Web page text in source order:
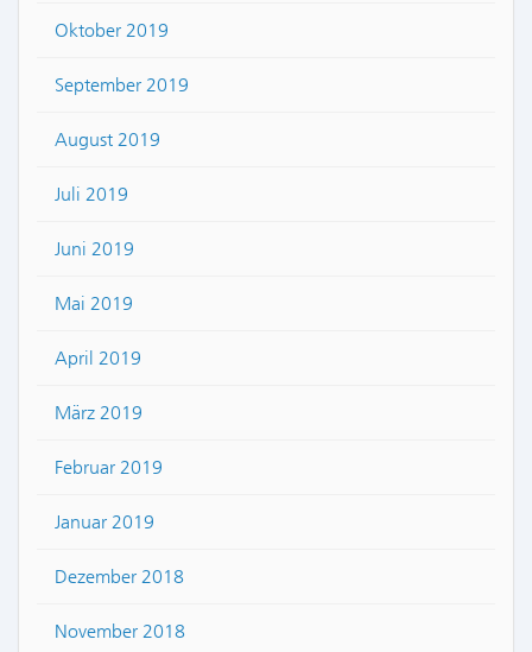
Oktober 2019
September 2019
August 2019
Juli 2019
Juni 2019
Mai 2019
April 2019
März 2019
Februar 2019
Januar 2019
Dezember 2018
November 2018